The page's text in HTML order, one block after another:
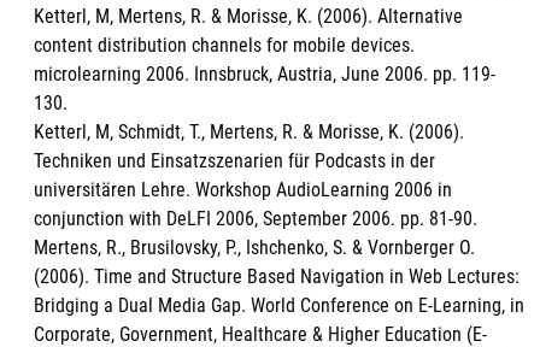
Ketterl, M, Mertens, R. & Morisse, K. (2006). Alternative
content distribution channels for mobile devices.
microlearning 2006. Innsbruck, Austria, June 2006. pp. 119-
130.
Ketterl, M, Schmidt, T., Mertens, R. & Morisse, K. (2006).
Techniken und Einsatzszenarien für Podcasts in der
universitären Lehre. Workshop AudioLearning 2006 in
conjunction with DeLFI 2006, September 2006. pp. 81-90.
Mertens, R., Brusilovsky, P., Ishchenko, S. & Vornberger O.
(2006). Time and Structure Based Navigation in Web Lectures:
Bridging a Dual Media Gap. World Conference on E-Learning, in
Corporate, Government, Healthcare & Higher Education (E-